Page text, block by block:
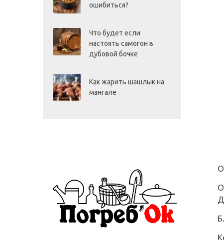
ошибиться?
Что будет если
настоять самогон в
дубовой бочке
Как жарить шашлык на
мангале